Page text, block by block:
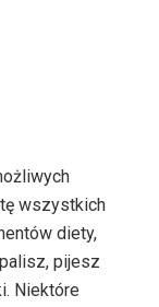
wszystkich
diety,
pijesz
Niektóre